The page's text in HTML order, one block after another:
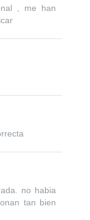
, me han
no habia
tan bien